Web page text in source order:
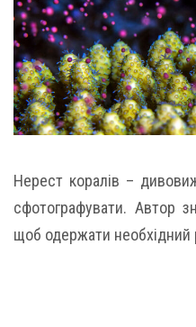
Нерест коралів –
сфотографувати. Автор
щоб одержати необхідний